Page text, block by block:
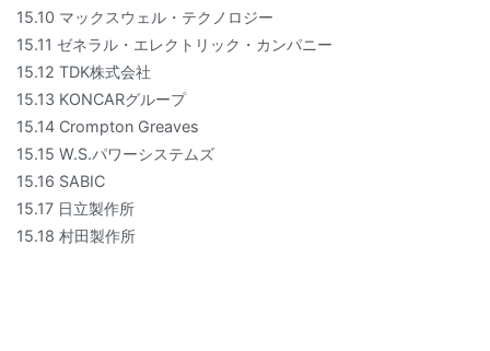
15.10 マックスウェル・テクノロジー
15.11 ゼネラル・エレクトリック・カンパニー
15.12 TDK株式会社
15.13 KONCARグループ
15.14 Crompton Greaves
15.15 W.S.パワーシステムズ
15.16 SABIC
15.17 日立製作所
15.18 村田製作所